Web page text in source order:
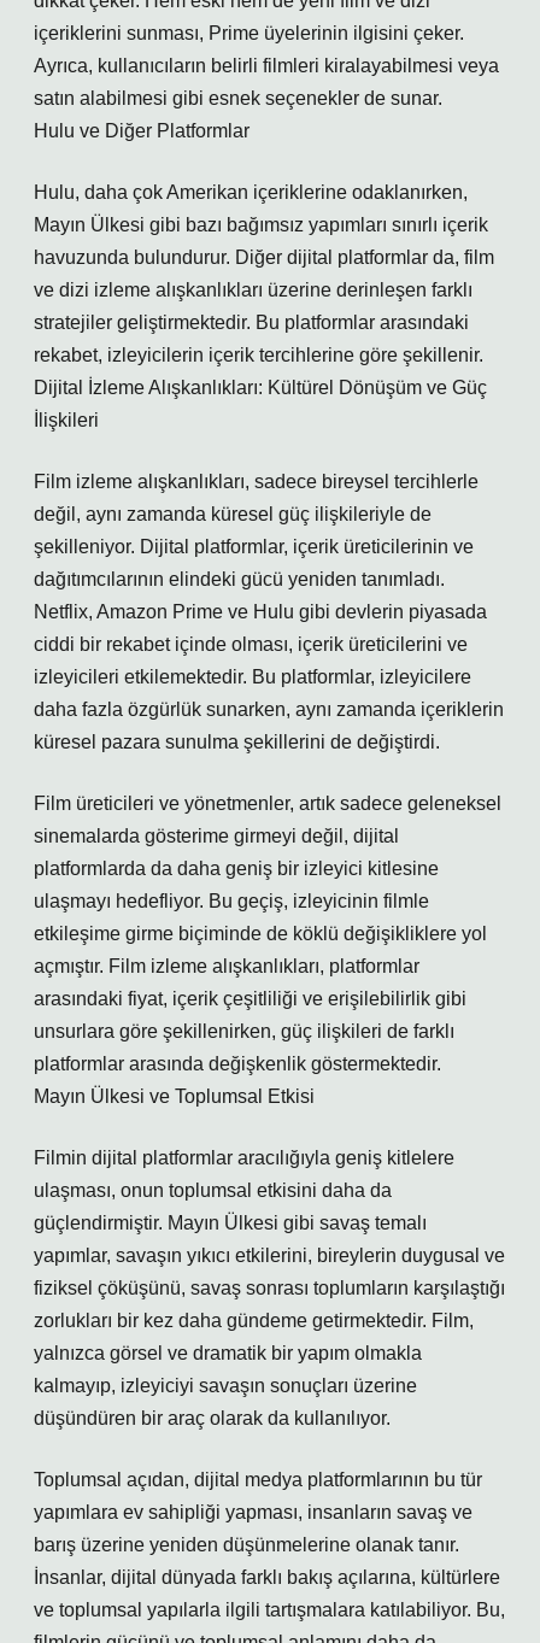
içeriklerini sunması, Prime üyelerinin ilgisini çeker.
Ayrıca, kullanıcıların belirli filmleri kiralayabilmesi veya
satın alabilmesi gibi esnek seçenekler de sunar.
Hulu ve Diğer Platformlar
Hulu, daha çok Amerikan içeriklerine odaklanırken,
Mayın Ülkesi gibi bazı bağımsız yapımları sınırlı içerik
havuzunda bulundurur. Diğer dijital platformlar da, film
ve dizi izleme alışkanlıkları üzerine derinleşen farklı
stratejiler geliştirmektedir. Bu platformlar arasındaki
rekabet, izleyicilerin içerik tercihlerine göre şekillenir.
Dijital İzleme Alışkanlıkları: Kültürel Dönüşüm ve Güç
İlişkileri
Film izleme alışkanlıkları, sadece bireysel tercihlerle
değil, aynı zamanda küresel güç ilişkileriyle de
şekilleniyor. Dijital platformlar, içerik üreticilerinin ve
dağıtımcılarının elindeki gücü yeniden tanımladı.
Netflix, Amazon Prime ve Hulu gibi devlerin piyasada
ciddi bir rekabet içinde olması, içerik üreticilerini ve
izleyicileri etkilemektedir. Bu platformlar, izleyicilere
daha fazla özgürlük sunarken, aynı zamanda içeriklerin
küresel pazara sunulma şekillerini de değiştirdi.
Film üreticileri ve yönetmenler, artık sadece geleneksel
sinemalarda gösterime girmeyi değil, dijital
platformlarda da daha geniş bir izleyici kitlesine
ulaşmayı hedefliyor. Bu geçiş, izleyicinin filmle
etkileşime girme biçiminde de köklü değişikliklere yol
açmıştır. Film izleme alışkanlıkları, platformlar
arasındaki fiyat, içerik çeşitliliği ve erişilebilirlik gibi
unsurlara göre şekillenirken, güç ilişkileri de farklı
platformlar arasında değişkenlik göstermektedir.
Mayın Ülkesi ve Toplumsal Etkisi
Filmin dijital platformlar aracılığıyla geniş kitlelere
ulaşması, onun toplumsal etkisini daha da
güçlendirmiştir. Mayın Ülkesi gibi savaş temalı
yapımlar, savaşın yıkıcı etkilerini, bireylerin duygusal ve
fiziksel çöküşünü, savaş sonrası toplumların karşılaştığı
zorlukları bir kez daha gündeme getirmektedir. Film,
yalnızca görsel ve dramatik bir yapım olmakla
kalmayıp, izleyiciyi savaşın sonuçları üzerine
düşündüren bir araç olarak da kullanılıyor.
Toplumsal açıdan, dijital medya platformlarının bu tür
yapımlara ev sahipliği yapması, insanların savaş ve
barış üzerine yeniden düşünmelerine olanak tanır.
İnsanlar, dijital dünyada farklı bakış açılarına, kültürlere
ve toplumsal yapılarla ilgili tartışmalara katılabiliyor. Bu,